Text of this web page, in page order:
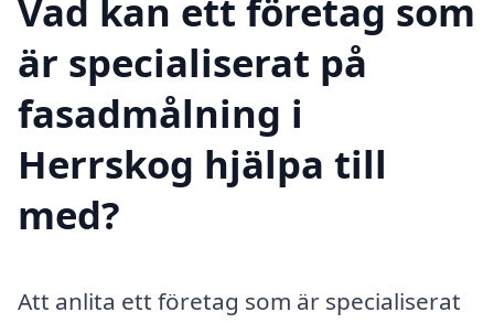
Vad kan ett företag som
är specialiserat på
fasadmålning i
Herrskog hjälpa till
med?
Att anlita ett företag som är specialiserat